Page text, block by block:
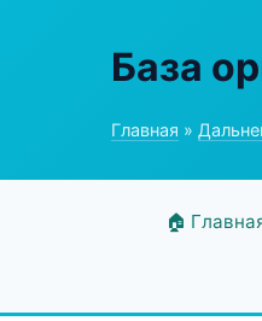
База
Главная »
🏠